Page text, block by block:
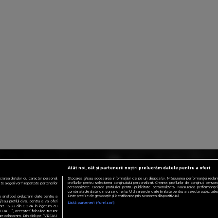
datelor cu caracter personal.
alegeri vor fi raportate partenerilor
prelucram date pentru a
profilul dvs., pentru a va oferi
15-22 din GDPR in legatura cu
TOATE”, acceptati folosirea tuturor
colaboram. Prin click pe “VREAU
Atât noi, cât și partenerii noștri prelucrăm datele pentru a oferi:
Stocarea și/sau accesarea informațiilor de pe un dispozitiv. Măsurarea performanței
profilurilor pentru selectarea conținutului personalizat. Crearea profilurilor de conținut
personalizate. Crearea profilurilor pentru publicitate personalizată. Măsurarea
combinații de date din surse diferite. Utilizarea de date limitate pentru a selecta
Date precise de geolocație și identificarea prin scanarea dispozitivului.
Listă parteneri (furnizori)